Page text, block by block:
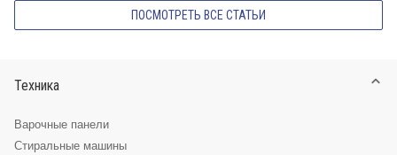
ПОСМОТРЕТЬ ВСЕ СТАТЬИ
Техника
Варочные панели
Стиральные машины